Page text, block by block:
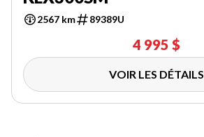
2567 km 89389U
4 995 $
VOIR LES DÉTAILS